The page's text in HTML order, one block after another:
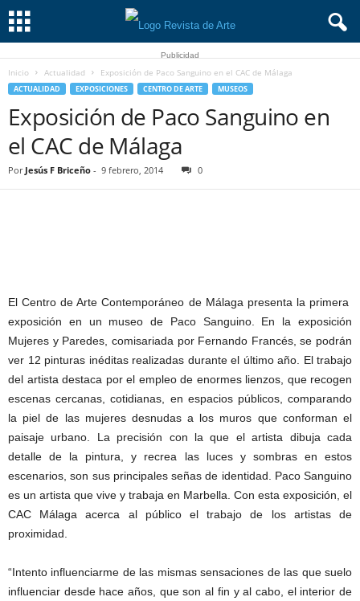
Publicidad
Inicio Actualidad Exposición de Paco Sanguino en el CAC de Málaga
ACTUALIDAD EXPOSICIONES CENTRO DE ARTE MUSEOS
Exposición de Paco Sanguino en
el CAC de Málaga
Por Jesús F Briceño - 9 febrero, 2014 0
El Centro de Arte Contemporáneo de Málaga presenta la primera
exposición en un museo de Paco Sanguino. En la exposición
Mujeres y Paredes, comisariada por Fernando Francés, se podrán
ver 12 pinturas inéditas realizadas durante el último año. El trabajo
del artista destaca por el empleo de enormes lienzos, que recogen
escenas cercanas, cotidianas, en espacios públicos, comparando
la piel de las mujeres desnudas a los muros que conforman el
paisaje urbano. La precisión con la que el artista dibuja cada
detalle de la pintura, y recrea las luces y sombras en estos
escenarios, son sus principales señas de identidad. Paco Sanguino
es un artista que vive y trabaja en Marbella. Con esta exposición, el
CAC Málaga acerca al público el trabajo de los artistas de
proximidad.
“Intento influenciarme de las mismas sensaciones de las que suelo
influenciar desde hace años, que son al fin y al cabo, el interior de